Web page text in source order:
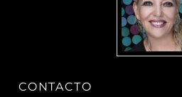
CONTACTO